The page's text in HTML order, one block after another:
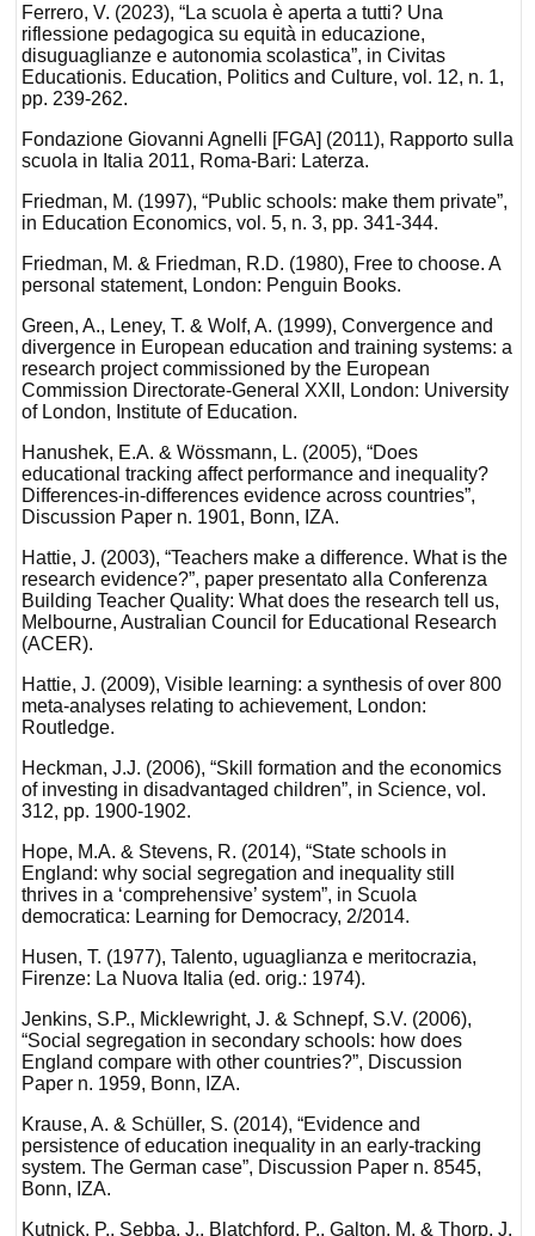
Ferrero, V. (2023), “La scuola è aperta a tutti? Una
riflessione pedagogica su equità in educazione,
disuguaglianze e autonomia scolastica”, in Civitas
Educationis. Education, Politics and Culture, vol. 12, n. 1,
pp. 239-262.
Fondazione Giovanni Agnelli [FGA] (2011), Rapporto sulla
scuola in Italia 2011, Roma-Bari: Laterza.
Friedman, M. (1997), “Public schools: make them private”,
in Education Economics, vol. 5, n. 3, pp. 341-344.
Friedman, M. & Friedman, R.D. (1980), Free to choose. A
personal statement, London: Penguin Books.
Green, A., Leney, T. & Wolf, A. (1999), Convergence and
divergence in European education and training systems: a
research project commissioned by the European
Commission Directorate-General XXII, London: University
of London, Institute of Education.
Hanushek, E.A. & Wössmann, L. (2005), “Does
educational tracking affect performance and inequality?
Differences-in-differences evidence across countries”,
Discussion Paper n. 1901, Bonn, IZA.
Hattie, J. (2003), “Teachers make a difference. What is the
research evidence?”, paper presentato alla Conferenza
Building Teacher Quality: What does the research tell us,
Melbourne, Australian Council for Educational Research
(ACER).
Hattie, J. (2009), Visible learning: a synthesis of over 800
meta-analyses relating to achievement, London:
Routledge.
Heckman, J.J. (2006), “Skill formation and the economics
of investing in disadvantaged children”, in Science, vol.
312, pp. 1900-1902.
Hope, M.A. & Stevens, R. (2014), “State schools in
England: why social segregation and inequality still
thrives in a ‘comprehensive’ system”, in Scuola
democratica: Learning for Democracy, 2/2014.
Husen, T. (1977), Talento, uguaglianza e meritocrazia,
Firenze: La Nuova Italia (ed. orig.: 1974).
Jenkins, S.P., Micklewright, J. & Schnepf, S.V. (2006),
“Social segregation in secondary schools: how does
England compare with other countries?”, Discussion
Paper n. 1959, Bonn, IZA.
Krause, A. & Schüller, S. (2014), “Evidence and
persistence of education inequality in an early-tracking
system. The German case”, Discussion Paper n. 8545,
Bonn, IZA.
Kutnick, P., Sebba, J., Blatchford, P., Galton, M. & Thorp, J.